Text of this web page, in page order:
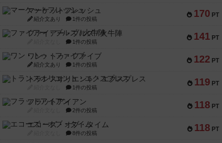
170 PT
マーケットフレッシュ
紹介文あり 1件の投稿
141 PT
ファイアー・ブルズ / 火牛陣
1件の投稿
122 PT
ワン・トゥ・ファイブ
紹介文あり 1件の投稿
119 PT
トランスオリエント・エクスプレス
1件の投稿
118 PT
フラットアイアン
2件の投稿
118 PT
エコーズ・オブ・タイム
8件の投稿